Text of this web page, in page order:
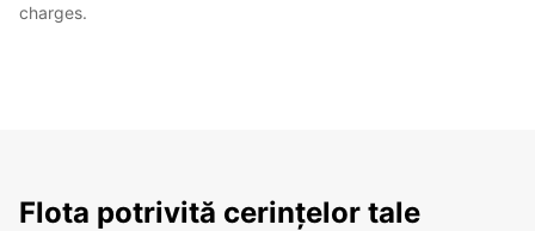
charges.
Flota potrivită cerințelor tale